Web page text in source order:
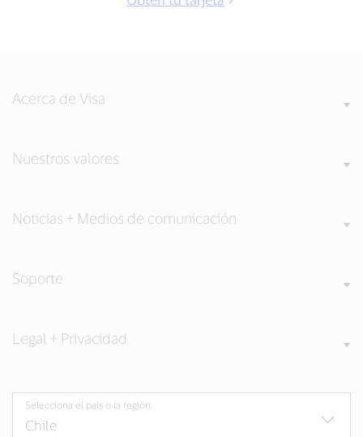
Acerca de Visa
Nuestros valores
Noticias + Medios de comunicación
Soporte
Legal + Privacidad
Selecciona el país o la región